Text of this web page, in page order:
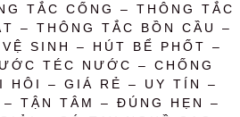
TẮC CỐNG – THÔNG TẮC
– THÔNG TẮC BỒN CẦU –
SINH – HÚT BỂ PHỐT –
TÉC NƯỚC – CHỐNG
HÔI – GIÁ RẺ – UY TÍN –
– TẬN TÂM – ĐÚNG HẸN –